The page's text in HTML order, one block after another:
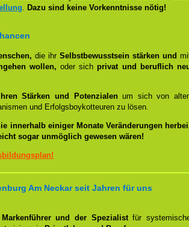
. Dazu sind keine Vorkenntnisse nötig!
die ihr Selbstbewusstsein stärken und
wollen, oder sichprivat und beruflich
Stärken und Potenzialenum sich von
und Erfolgsboykotteuren zu lösen.
innerhalb einiger Monate Veränderungen
sogar unmöglich gewesen wären!
Am Neckar seit Jahren für uns
und der Spezialistfür